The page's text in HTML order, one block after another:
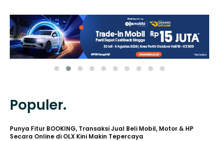
Populer.
Punya Fitur BOOKING, Transaksi Jual Beli Mobil, Motor & HP
Secara Online di OLX Kini Makin Tepercaya